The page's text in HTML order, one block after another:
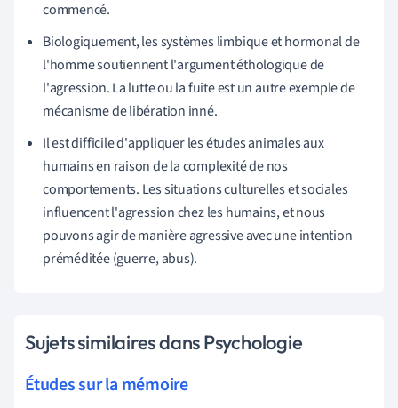
commencé.
Biologiquement, les systèmes limbique et hormonal de
l'homme soutiennent l'argument éthologique de
l'agression. La lutte ou la fuite est un autre exemple de
mécanisme de libération inné.
Il est difficile d'appliquer les études animales aux
humains en raison de la complexité de nos
comportements. Les situations culturelles et sociales
influencent l'agression chez les humains, et nous
pouvons agir de manière agressive avec une intention
préméditée (guerre, abus).
Sujets similaires dans Psychologie
Études sur la mémoire